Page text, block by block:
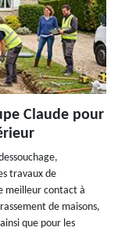
Claude pour
travaux de
meilleur contact à
de maisons,
que pour les